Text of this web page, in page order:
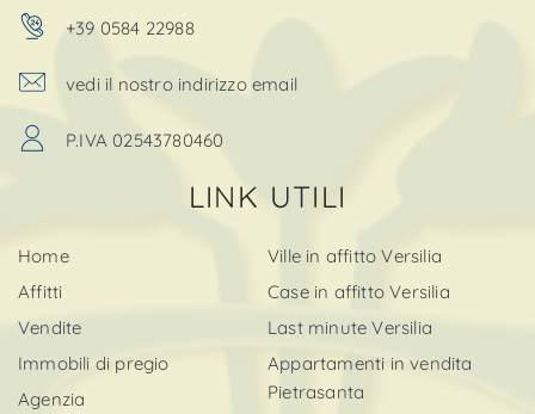
+39 0584 22988
vedi il nostro indirizzo email
P.IVA 02543780460
LINK UTILI
Home
Affitti
Vendite
Immobili di pregio
Agenzia
Ville in affitto Versilia
Case in affitto Versilia
Last minute Versilia
Appartamenti in vendita
Pietrasanta